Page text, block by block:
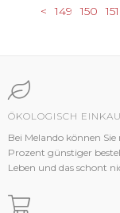
< 149 150 151
ÖKOLOGISCH
Bei Melando können
Prozent günstiger
Leben und das schont